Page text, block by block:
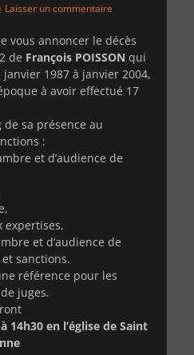
Laisser un commentaire
vous annoncer le décès
de François POISSON qui
1987 à janvier 2004,
à avoir effectué 17
sa présence au
:
et d’audience de
et d’audience de
sanctions.
référence pour les
juges.
14h30 en l’église de Saint